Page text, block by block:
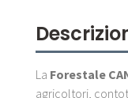
La Forestale
agricoltori,